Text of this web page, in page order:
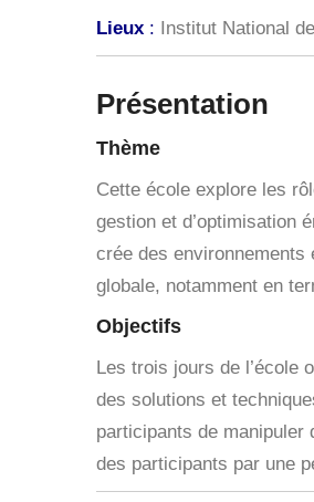
Lieux : Institut National
Présentation
Thème
Cette école explore les
gestion et d’optimisation
crée des environnements
globale, notamment en
Objectifs
Les trois jours de l’école
des solutions et
participants de
des participants par une